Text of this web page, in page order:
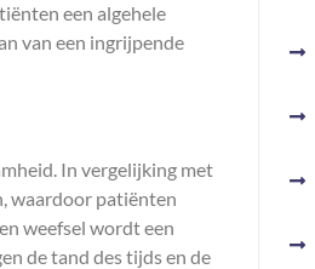
een algehele
van een ingrijpende
In vergelijking met
waardoor patiënten
weefsel wordt een
de tand des tijds en de